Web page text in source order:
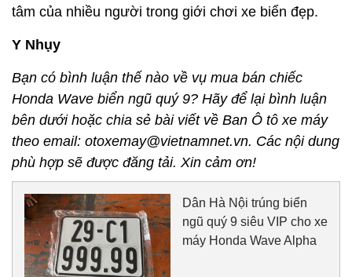
tâm của nhiều người trong giới chơi xe biển đẹp.
Y Nhụy
Bạn có bình luận thế nào về vụ mua bán chiếc
Honda Wave biển ngũ quý 9? Hãy để lại bình luận
bên dưới hoặc chia sẻ bài viết về Ban Ô tô xe máy
theo email: otoxemay@vietnamnet.vn. Các nội dung
phù hợp sẽ được đăng tải. Xin cảm ơn!
Dân Hà Nội trúng biển
ngũ quý 9 siêu VIP cho xe
máy Honda Wave Alpha